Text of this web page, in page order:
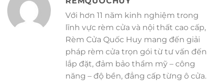
Với hơn 11 năm kinh nghiệm trong
lĩnh vực rèm cửa và nội thất cao cấp,
Rèm Cửa Quốc Huy mang đến giải
pháp rèm cửa trọn gói từ tư vấn đến
lắp đặt, đảm bảo thẩm mỹ – công
năng – độ bền, đẳng cấp từng ô cửa.